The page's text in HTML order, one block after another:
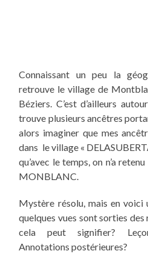
Connaissant un peu la
retrouve le village de
Béziers. C’est d’ailleurs
trouve plusieurs ancêtres
alors imaginer que mes
dans le village «
qu’avec le temps, on n’a
MONBLANC.
Mystère résolu, mais en voici
quelques vues sont sorties
cela peut signifier?
Annotations postérieures?